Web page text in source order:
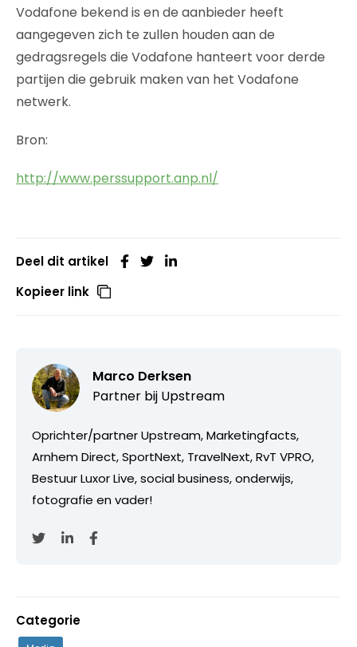
Vodafone bekend is en de aanbieder heeft
aangegeven zich te zullen houden aan de
gedragsregels die Vodafone hanteert voor derde
partijen die gebruik maken van het Vodafone
netwerk.
Bron:
http://www.perssupport.anp.nl/
Deel dit artikel
Kopieer link
Marco Derksen
Partner bij Upstream
Oprichter/partner Upstream, Marketingfacts,
Arnhem Direct, SportNext, TravelNext, RvT VPRO,
Bestuur Luxor Live, social business, onderwijs,
fotografie en vader!
Categorie